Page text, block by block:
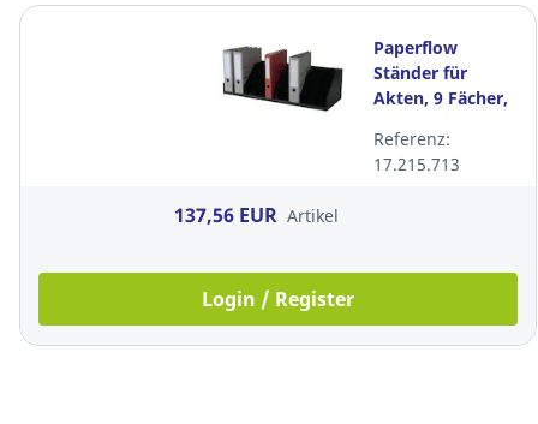
Paperflow
Ständer für
Akten, 9 Fächer,
Referenz:
17.215.713
137,56 EUR Artikel
Login / Register